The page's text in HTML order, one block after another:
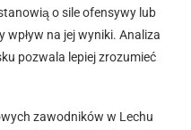
o sile ofensywy lub
na jej wyniki. Analiza
pozwala lepiej zrozumieć
zawodników w Lechu